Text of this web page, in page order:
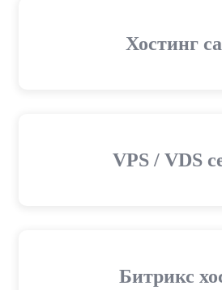
Хостинг
VPS / VDS
Битрикс